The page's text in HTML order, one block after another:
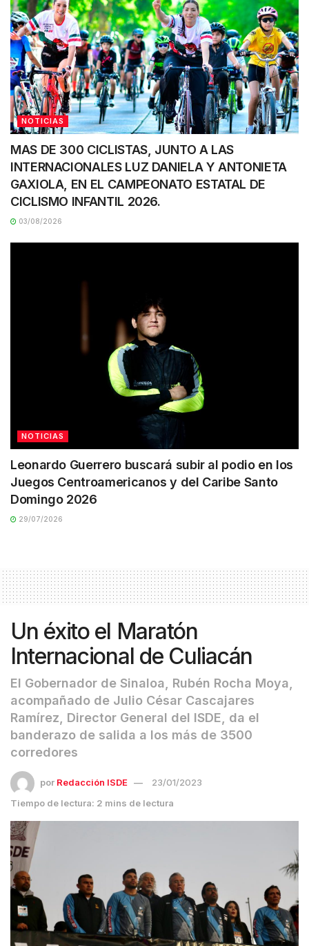
NOTICIAS
MAS DE 300 CICLISTAS, JUNTO A LAS
INTERNACIONALES LUZ DANIELA Y ANTONIETA
GAXIOLA, EN EL CAMPEONATO ESTATAL DE
CICLISMO INFANTIL 2026.
03/08/2026
NOTICIAS
Leonardo Guerrero buscará subir al podio en los
Juegos Centroamericanos y del Caribe Santo
Domingo 2026
29/07/2026
Un éxito el Maratón
Internacional de Culiacán
El Gobernador de Sinaloa, Rubén Rocha Moya,
acompañado de Julio César Cascajares
Ramírez, Director General del ISDE, da el
banderazo de salida a los más de 3500
corredores
por Redacción ISDE
23/01/2023
Tiempo de lectura: 2 mins de lectura